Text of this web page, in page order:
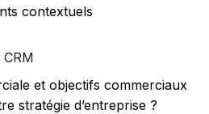
contextuels
et objectifs commerciaux
stratégie d’entreprise ?